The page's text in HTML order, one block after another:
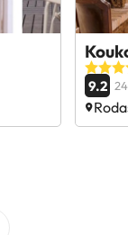
9.2 246